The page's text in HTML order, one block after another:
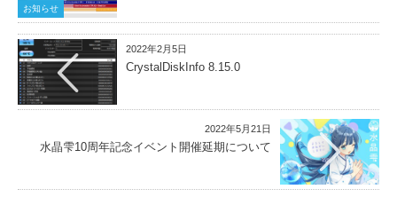
お知らせ
2022年2月5日
CrystalDiskInfo 8.15.0
2022年5月21日
水晶雫10周年記念イベント開催延期について